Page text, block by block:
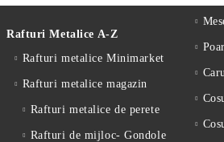
Rafturi Metalice A-Z
Rafturi metalice Minimarket
Rafturi metalice magazin
Rafturi metalice de perete
Rafturi de mijloc- Gondole